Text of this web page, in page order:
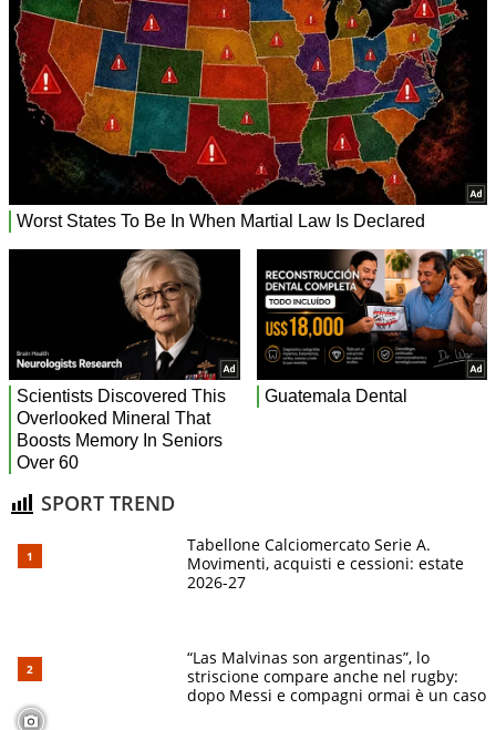
SPORT TREND
Tabellone Calciomercato Serie A.
Movimenti, acquisti e cessioni: estate
2026-27
“Las Malvinas son argentinas”, lo
striscione compare anche nel rugby:
dopo Messi e compagni ormai è un caso